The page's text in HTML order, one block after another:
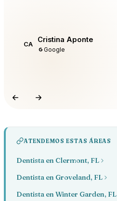
CA Cristina Aponte
Google
ATENDEMOS ESTAS ÁREAS
Dentista en Clermont, FL
Dentista en Groveland, FL
Dentista en Winter Garden, FL